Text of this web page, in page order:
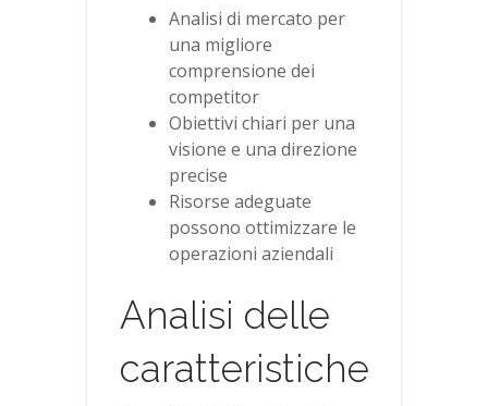
Analisi di mercato per
una migliore
comprensione dei
competitor
Obiettivi chiari per una
visione e una direzione
precise
Risorse adeguate
possono ottimizzare le
operazioni aziendali
Analisi delle
caratteristiche